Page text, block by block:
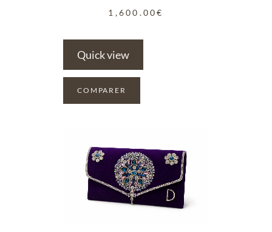
1,600.00€
Quick view
COMPARER